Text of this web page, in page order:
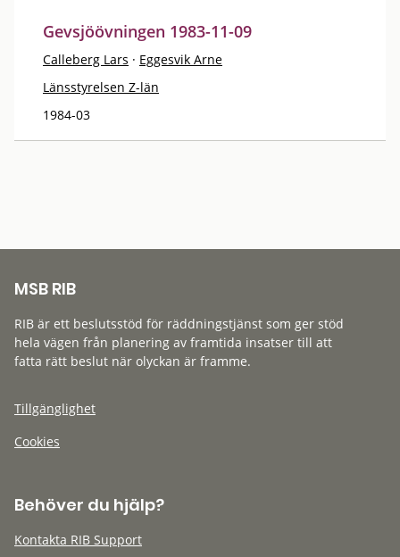
Gevsjöövningen 1983-11-09
Calleberg Lars · Eggesvik Arne
Länsstyrelsen Z-län
1984-03
MSB RIB
RIB är ett beslutsstöd för räddningstjänst som ger stöd
hela vägen från planering av framtida insatser till att
fatta rätt beslut när olyckan är framme.
Tillgänglighet
Cookies
Behöver du hjälp?
Kontakta RIB Support